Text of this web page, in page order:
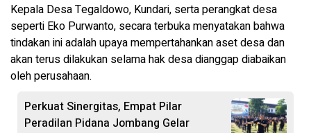
Kepala Desa Tegaldowo, Kundari, serta perangkat desa
seperti Eko Purwanto, secara terbuka menyatakan bahwa
tindakan ini adalah upaya mempertahankan aset desa dan
akan terus dilakukan selama hak desa dianggap diabaikan
oleh perusahaan.
Perkuat Sinergitas, Empat Pilar
Peradilan Pidana Jombang Gelar